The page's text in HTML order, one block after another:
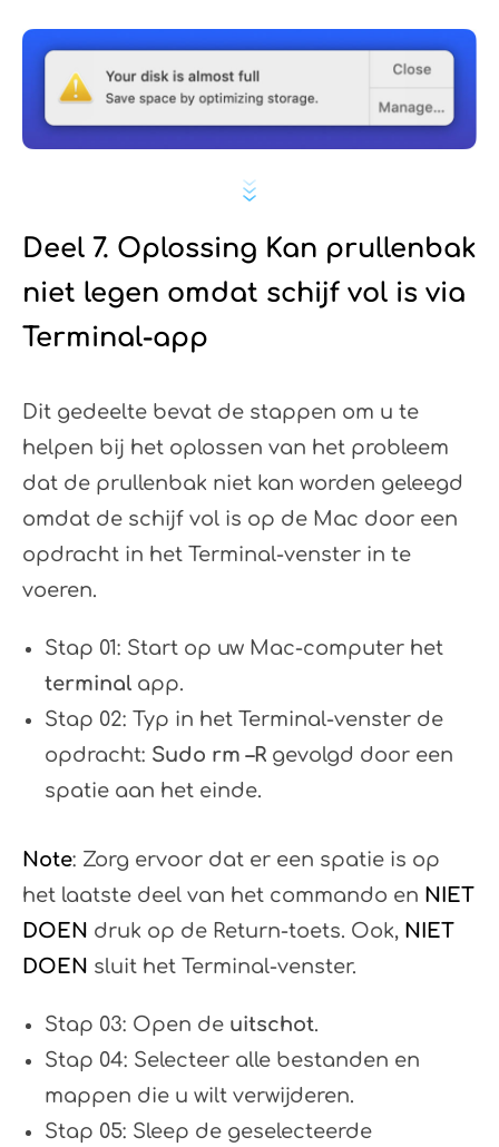
Deel 7. Oplossing Kan prullenbak
niet legen omdat schijf vol is via
Terminal-app
Dit gedeelte bevat de stappen om u te
helpen bij het oplossen van het probleem
dat de prullenbak niet kan worden geleegd
omdat de schijf vol is op de Mac door een
opdracht in het Terminal-venster in te
voeren.
Stap 01: Start op uw Mac-computer het
terminal app.
Stap 02: Typ in het Terminal-venster de
opdracht: Sudo rm –R gevolgd door een
spatie aan het einde.
Note: Zorg ervoor dat er een spatie is op
het laatste deel van het commando en NIET
DOEN druk op de Return-toets. Ook, NIET
DOEN sluit het Terminal-venster.
Stap 03: Open de uitschot.
Stap 04: Selecteer alle bestanden en
mappen die u wilt verwijderen.
Stap 05: Sleep de geselecteerde